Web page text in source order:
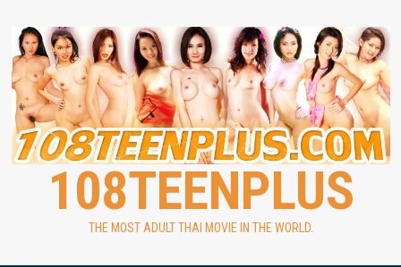
content
108TEENPLUS
THE MOST ADULT THAI MOVIE IN THE WORLD.